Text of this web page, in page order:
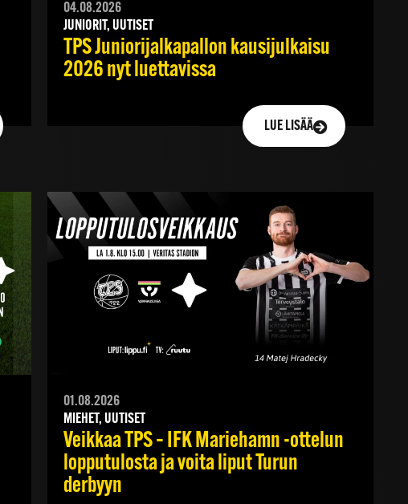
04.08.2026
JUNIORIT, UUTISET
TPS Juniorijalkapallon kausijulkaisu
2026 nyt luettavissa
LUE LISÄÄ
01.08.2026
MIEHET, UUTISET
Veikkaa TPS – IFK Mariehamn -ottelun
lopputulosta ja voita liput Turun
derbyyn